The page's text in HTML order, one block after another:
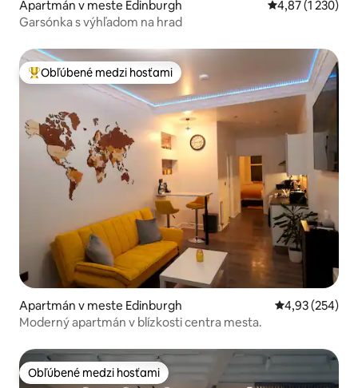
Apartmán v meste Edinburgh Priemerné
4,87 (1 230)
Garsónka s výhľadom na hrad
Najobľúbenejšie medzi hosťami
Obľúbené medzi hosťami
Apartmán v meste Edinburgh Priemerné
4,93 (254)
Moderný apartmán v blízkosti centra mesta.
Obľúbené medzi hosťami
Obľúbené medzi hosťami